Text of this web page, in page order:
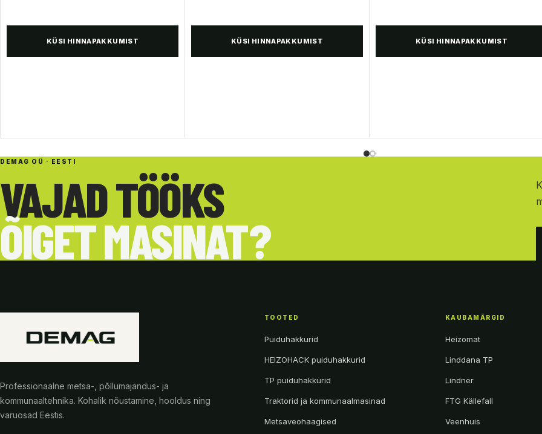
KÜSI HINNAPAKKUMIST KÜSI HINNAPAKKUMIST KÜSI HINNAPAKKUMIST
DEMAG OÜ · EESTI
VAJAD TÖÖKS
ÕIGET MASINAT?
Professionaalne metsa-, põllumajandus- ja
kommunaaltehnika. Kohalik nõustamine, hooldus ning
varuosad Eestis.
TOOTED
Puiduhakkurid
HEIZOHACK puiduhakkurid
TP puiduhakkurid
Traktorid ja kommunaalmasinad
Metsaveohaagised
KAUBAMÄRGID
Heizomat
Linddana TP
Lindner
FTG Källefall
Veenhuis